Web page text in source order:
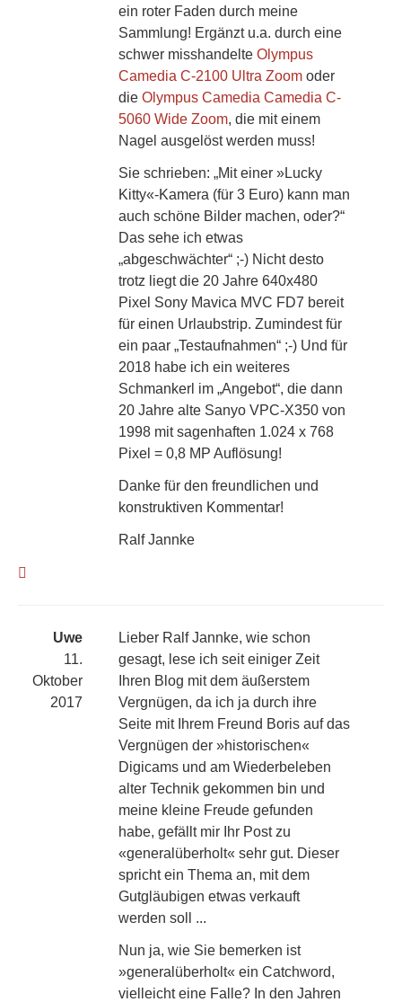
ein roter Faden durch meine
Sammlung! Ergänzt u.a. durch eine
schwer misshandelte Olympus
Camedia C-2100 Ultra Zoom oder
die Olympus Camedia Camedia C-
5060 Wide Zoom, die mit einem
Nagel ausgelöst werden muss!
Sie schrieben: „Mit einer »Lucky
Kitty«-Kamera (für 3 Euro) kann man
auch schöne Bilder machen, oder?“
Das sehe ich etwas
„abgeschwächter“ ;-) Nicht desto
trotz liegt die 20 Jahre 640x480
Pixel Sony Mavica MVC FD7 bereit
für einen Urlaubstrip. Zumindest für
ein paar „Testaufnahmen“ ;-) Und für
2018 habe ich ein weiteres
Schmankerl im „Angebot“, die dann
20 Jahre alte Sanyo VPC-X350 von
1998 mit sagenhaften 1.024 x 768
Pixel = 0,8 MP Auflösung!
Danke für den freundlichen und
konstruktiven Kommentar!
Ralf Jannke
Uwe
11.
Oktober
2017
Lieber Ralf Jannke, wie schon
gesagt, lese ich seit einiger Zeit
Ihren Blog mit dem äußerstem
Vergnügen, da ich ja durch ihre
Seite mit Ihrem Freund Boris auf das
Vergnügen der »historischen«
Digicams und am Wiederbeleben
alter Technik gekommen bin und
meine kleine Freude gefunden
habe, gefällt mir Ihr Post zu
«generalüberholt« sehr gut. Dieser
spricht ein Thema an, mit dem
Gutgläubigen etwas verkauft
werden soll ...
Nun ja, wie Sie bemerken ist
»generalüberholt« ein Catchword,
vielleicht eine Falle? In den Jahren